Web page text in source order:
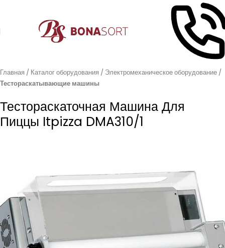
Главная Каталог оборудования
Электромеханическое оборудование
Тестораскатывающие машины
Тестораскаточная Машина Для
Пиццы Itpizza DMA310/1